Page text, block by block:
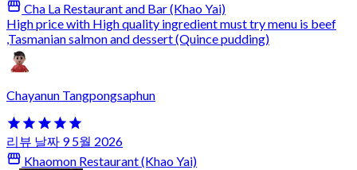
Cha La Restaurant and Bar (Khao Yai)
High price with High quality ingredient must try menu is beef
,Tasmanian salmon and dessert (Quince pudding)
Chayanun Tangpongsaphun
리뷰 날짜 9 5월 2026
Khaomon Restaurant (Khao Yai)